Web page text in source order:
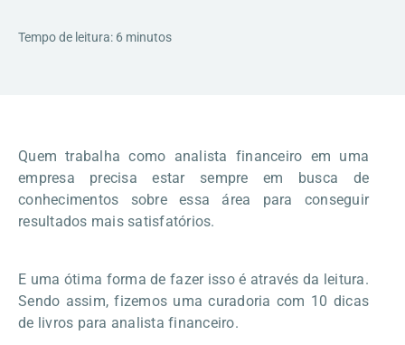
Tempo de leitura: 6 minutos
Quem trabalha como analista financeiro em uma
empresa precisa estar sempre em busca de
conhecimentos sobre essa área para conseguir
resultados mais satisfatórios.
E uma ótima forma de fazer isso é através da leitura.
Sendo assim, fizemos uma curadoria com 10 dicas
de livros para analista financeiro.